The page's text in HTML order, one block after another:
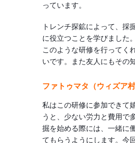
っています。
トレンチ探鉱によって、採
に役立つことを学びました
このような研修を行ってく
いです。また友人にもその
ファトゥマタ（ウィズア
私はこの研修に参加できて
うと、少ない労力と費用で
掘を始める際には、一緒に
てもらうようにします。今